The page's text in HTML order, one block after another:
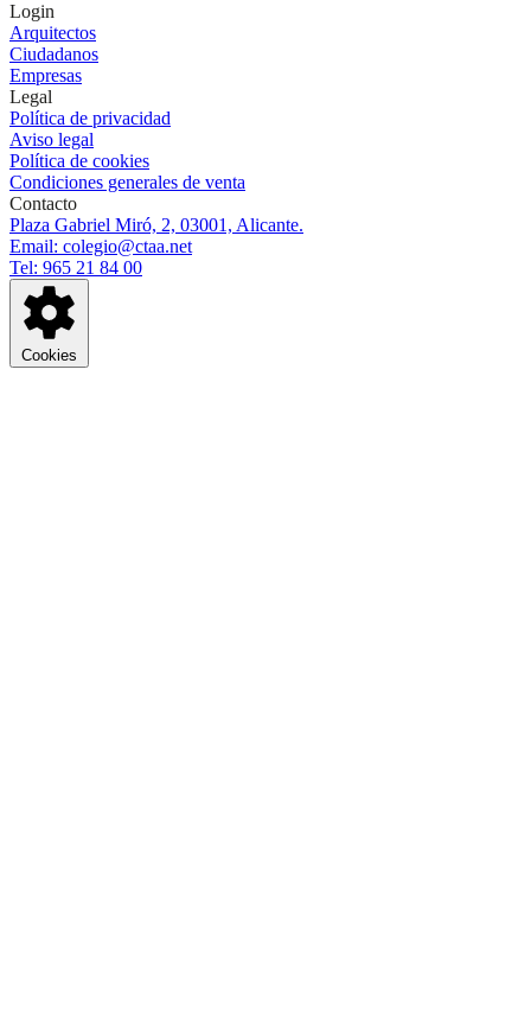
Login
Arquitectos
Ciudadanos
Empresas
Legal
Política de privacidad
Aviso legal
Política de cookies
Condiciones generales de venta
Contacto
Plaza Gabriel Miró, 2, 03001, Alicante.
Email: colegio@ctaa.net
Tel: 965 21 84 00
Cookies